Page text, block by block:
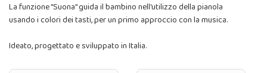
La funzione "Suona" guida il bambino nell'utilizzo della pianola
usando i colori dei tasti, per un primo approccio con la musica.
Ideato, progettato e sviluppato in Italia.